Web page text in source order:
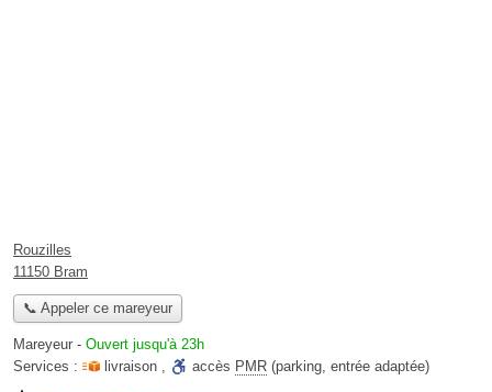
Rouzilles
11150 Bram
📞 Appeler ce mareyeur
Mareyeur - Ouvert jusqu'à 23h
Services :
livraison , accès PMR (parking, entrée adaptée)